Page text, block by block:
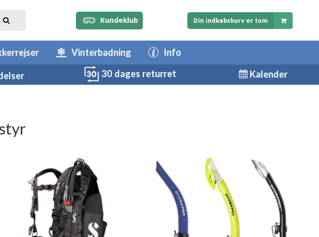
Kundeklub Din indkøbskurv er tom
Vinterbadning Info
30 dages returret Kalender